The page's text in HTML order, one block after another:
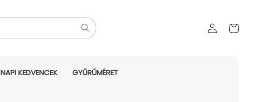
Bejelentkezés
kosara
NAPI KEDVENCEK GYŰRŰMÉRET